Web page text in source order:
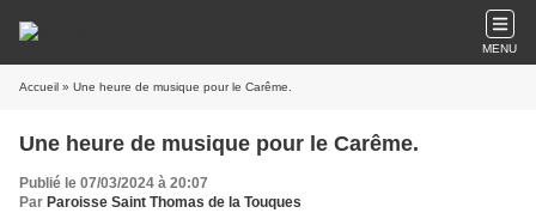
MENU
Accueil » Une heure de musique pour le Carême.
Une heure de musique pour le Carême.
Publié le 07/03/2024 à 20:07
Par Paroisse Saint Thomas de la Touques